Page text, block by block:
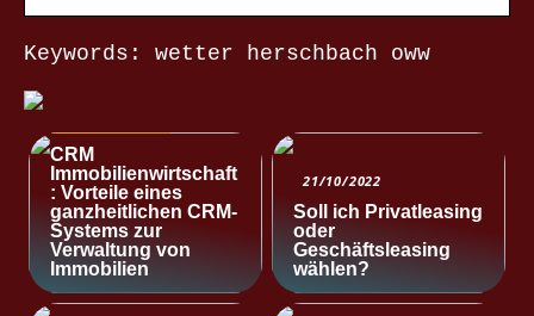
Keywords: wetter herschbach oww
CRM
Immobilienwirtschaft
: Vorteile eines
ganzheitlichen CRM-
Systems zur
Verwaltung von
Immobilien
21/10/2022
Soll ich Privatleasing
oder
Geschäftsleasing
wählen?